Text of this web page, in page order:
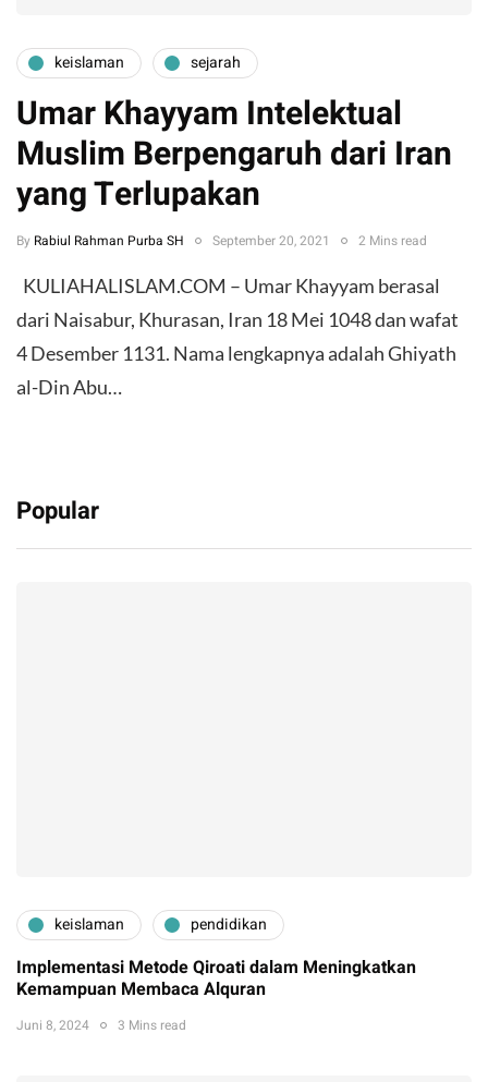
keislaman sejarah
Umar Khayyam Intelektual
Muslim Berpengaruh dari Iran
yang Terlupakan
By Rabiul Rahman Purba SH September 20, 2021 2 Mins read
KULIAHALISLAM.COM – Umar Khayyam berasal
dari Naisabur, Khurasan, Iran 18 Mei 1048 dan wafat
4 Desember 1131. Nama lengkapnya adalah Ghiyath
al-Din Abu…
Popular
keislaman pendidikan
Implementasi Metode Qiroati dalam Meningkatkan
Kemampuan Membaca Alquran
Juni 8, 2024 3 Mins read